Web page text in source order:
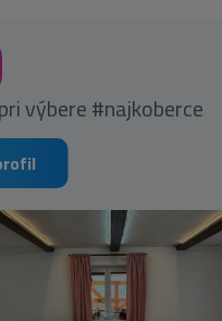
výbere #najkoberce